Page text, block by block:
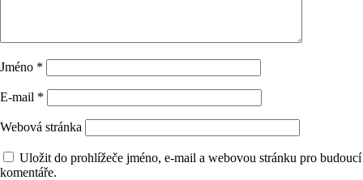
Jméno *
E-mail *
Webová stránka
Uložit do prohlížeče jméno, e-mail a webovou stránku pro budoucí
komentáře.